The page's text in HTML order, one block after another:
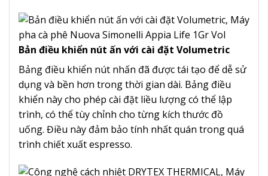
Bản điều khiển nút ấn với cài đặt Volumetric
Bảng điều khiển nút nhấn đã được tái tạo để dễ sử
dụng và bền hơn trong thời gian dài. Bảng điều
khiển này cho phép cài đặt liều lượng có thể lập
trình, có thể tùy chỉnh cho từng kích thước đồ
uống. Điều này đảm bảo tính nhất quán trong quá
trình chiết xuất espresso.